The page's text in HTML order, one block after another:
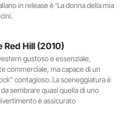
in release è 'La donna della mia
Red Hill (2010)
gustoso e essenziale,
commerciale, ma capace di un
contagioso. La sceneggiatura è
sembrare quasi quella di uno
è assicurato